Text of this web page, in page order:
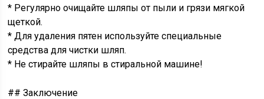
* Регулярно очищайте шляпы от пыли и грязи мягкой
щеткой.
* Для удаления пятен используйте специальные
средства для чистки шляп.
* Не стирайте шляпы в стиральной машине!
## Заключение